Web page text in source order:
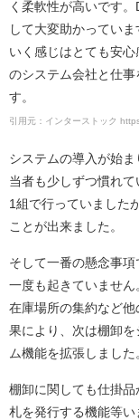
く柔軟性が高いです
して大変助かってい
いく感じはとても安
のシステム会社と仕
す。
引用元：インターストック
システムの導入が始
当者も少しずつ慣れ
1組で行っていました
ことが出来ました。
そして一番の懸念事
一度も起きていませ
在庫場所の集約など
果により、次は棚卸
ム機能を拡張しました
棚卸に関しても仕掛
札を発行する機能等